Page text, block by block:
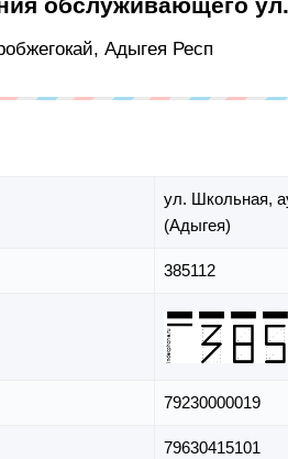
Адыгея Респ
ул. Школьная,
(Адыгея)
385112
79230000019
79630415101